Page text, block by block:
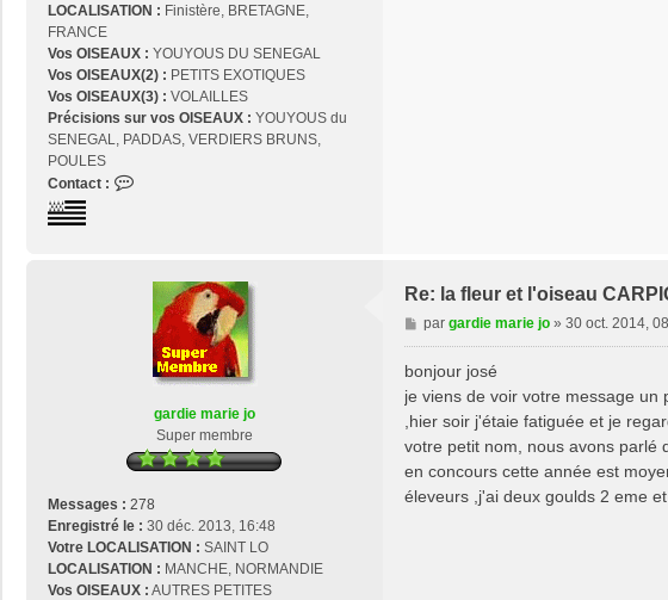
LOCALISATION : Finistère, BRETAGNE,
FRANCE
Vos OISEAUX : YOUYOUS DU SENEGAL
Vos OISEAUX(2) : PETITS EXOTIQUES
Vos OISEAUX(3) : VOLAILLES
Précisions sur vos OISEAUX : YOUYOUS du
SENEGAL, PADDAS, VERDIERS BRUNS,
POULES
Contact :
2
gardie marie jo
Super membre
Messages : 278
Enregistré le : 30 déc. 2013, 16:48
Votre LOCALISATION : SAINT LO
LOCALISATION : MANCHE, NORMANDIE
Vos OISEAUX : AUTRES PETITES
Re: la fleur et l'oiseau
M
e
a
g
e
par gardie marie jo» 30 oct. 2014,
bonjour josé
je viens de voir votre message
,hier soir j'étaie fatiguée et je
votre petit nom, nous avons parlé
en concours cette année est
éleveurs ,j'ai deux goulds 2 eme